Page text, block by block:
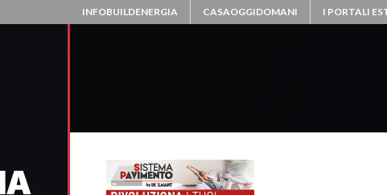
INFOBUILDENERGIA CASAOGGIDOMANI I PORTALI